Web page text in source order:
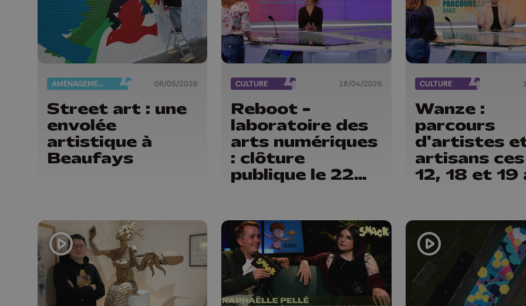
AMÉNAGEMENT DU TERRITOIRE 08/05/2026
Street art : une
envolée
artistique à
Beaufays
CULTURE 18/04/2026
Reboot -
laboratoire des
arts numériques
: clôture
publique le 22
CULTURE
Wanze :
parcours
d'artistes
artisans ces
12, 18 et 19